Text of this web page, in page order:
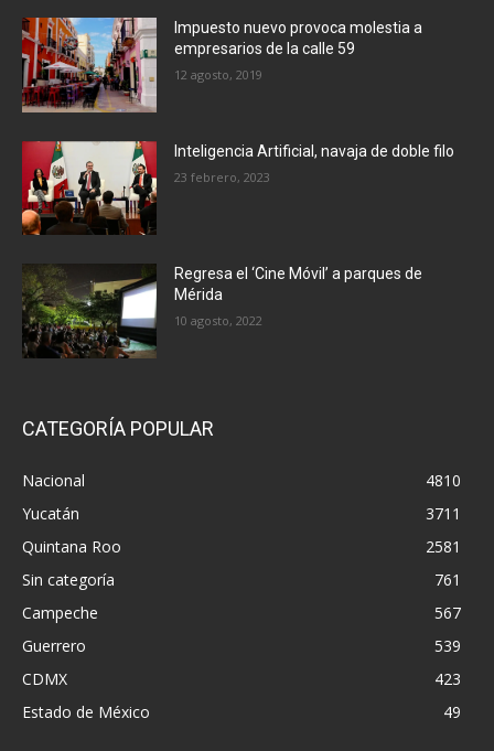
Impuesto nuevo provoca molestia a
empresarios de la calle 59
12 agosto, 2019
Inteligencia Artificial, navaja de doble filo
23 febrero, 2023
Regresa el ‘Cine Móvil’ a parques de
Mérida
10 agosto, 2022
CATEGORÍA POPULAR
Nacional
4810
Yucatán
3711
Quintana Roo
2581
Sin categoría
761
Campeche
567
Guerrero
539
CDMX
423
Estado de México
49